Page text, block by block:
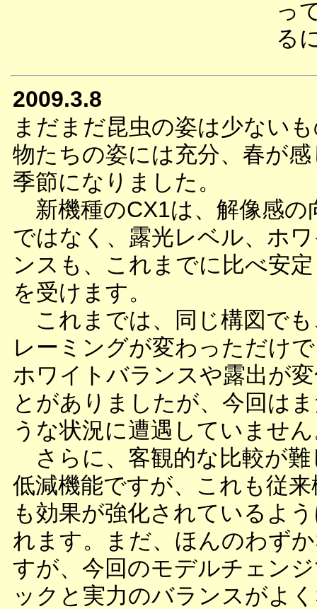
っ
る
2009.3.8
まだまだ昆虫の姿は少ない
物たちの姿には充分、春が
季節になりました。
新機種のCX1は、解像感の
ではなく、露光レベル、ホ
ンスも、これまでに比べ安
を受けます。
これまでは、同じ構図でも
レーミングが変わっただけ
ホワイトバランスや露出が
とがありましたが、今回は
うな状況に遭遇していませ
さらに、客観的な比較が難
低減機能ですが、これも従
も効果が強化されているよ
れます。まだ、ほんのわず
すが、今回のモデルチェン
ックと実力のバランスがよ